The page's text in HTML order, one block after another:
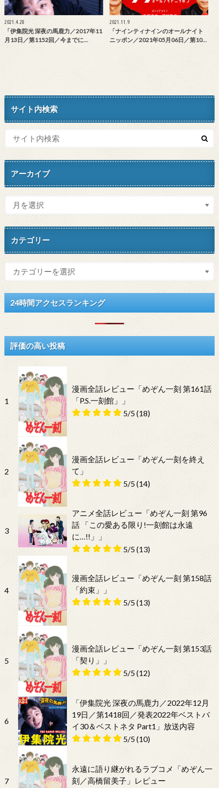
2021.4.28
「伊集院光 深夜の馬鹿力／2017年11
月13日／第1152回／今までに…
2021.11.9
「ナインティナインのオールナイト
ニッポン／2021年05月06日／第10…
サイト内検索
アーカイブ
カテゴリー
24時間アクセスランキング
評価の高い投稿
1
漫画全話レビュー「めぞん一刻 第161話
「P.S.一刻館」」
5/5(18)
2
漫画全話レビュー「めぞん一刻を終え
て」
5/5(14)
3
アニメ全話レビュー「めぞん一刻 第96
話 「この愛ある限り!一刻館は永遠
に…!!」」
5/5(13)
4
漫画全話レビュー「めぞん一刻 第158話
「約束」」
5/5(13)
5
漫画全話レビュー「めぞん一刻 第153話
「契り」」
5/5(12)
6
「伊集院光 深夜の馬鹿力／2022年12月
19日／第1418回／発表2022年ベストバ
イ30＆ベストネタ Part1」放送内容
5/5(10)
7
永遠に語り継がれるラブコメ「めぞん一
刻／高橋留美子」レビュー